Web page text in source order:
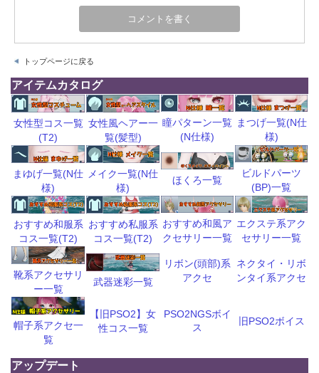
トップページに戻る
アイテムカタログ
女性型コス一覧
(T2)
女性風ヘアー一
覧(髪型)
瞳パターン一覧
(N仕様)
まつげ一覧(N仕
様)
まゆげ一覧(N仕
様)
メイク一覧(N仕
様)
ほくろ一覧
ビルドパーツ
(BP)一覧
おすすめ和服系
コス一覧(T2)
おすすめ私服系
コス一覧(T2)
おすすめ和風ア
クセサリー一覧
エクステ系アク
セサリー一覧
靴系アクセサリ
ー一覧
武器迷彩一覧
リボン(頭部)系
アクセ
ネクタイ・リボ
ンタイ系アクセ
帽子系アクセ一
覧
【旧PSO2】女
性コス一覧
PSO2NGSボイ
ス
旧PSO2ボイス
アップデート